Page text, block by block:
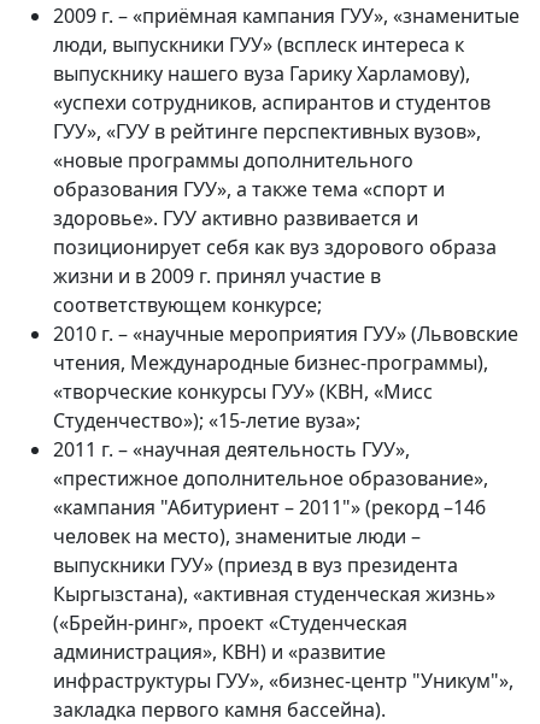
2009 г. – «приёмная кампания ГУУ», «знаменитые
люди, выпускники ГУУ» (всплеск интереса к
выпускнику нашего вуза Гарику Харламову),
«успехи сотрудников, аспирантов и студентов
ГУУ», «ГУУ в рейтинге перспективных вузов»,
«новые программы дополнительного
образования ГУУ», а также тема «спорт и
здоровье». ГУУ активно развивается и
позиционирует себя как вуз здорового образа
жизни и в 2009 г. принял участие в
соответствующем конкурсе;
2010 г. – «научные мероприятия ГУУ» (Львовские
чтения, Международные бизнес-программы),
«творческие конкурсы ГУУ» (КВН, «Мисс
Студенчество»); «15-летие вуза»;
2011 г. – «научная деятельность ГУУ»,
«престижное дополнительное образование»,
«кампания "Абитуриент – 2011"» (рекорд –146
человек на место), знаменитые люди –
выпускники ГУУ» (приезд в вуз президента
Кыргызстана), «активная студенческая жизнь»
(«Брейн-ринг», проект «Студенческая
администрация», КВН) и «развитие
инфраструктуры ГУУ», «бизнес-центр "Уникум"»,
закладка первого камня бассейна).